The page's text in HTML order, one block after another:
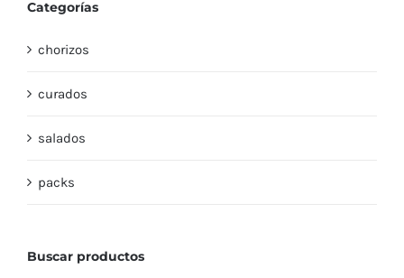
Categorías
chorizos
curados
salados
packs
Buscar productos